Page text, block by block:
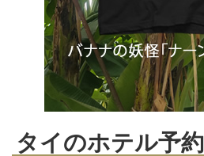
タイのホテル予約